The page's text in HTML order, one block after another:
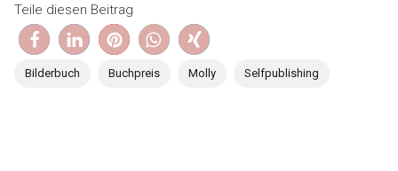
Teile diesen Beitrag
Bilderbuch Buchpreis Molly Selfpublishing